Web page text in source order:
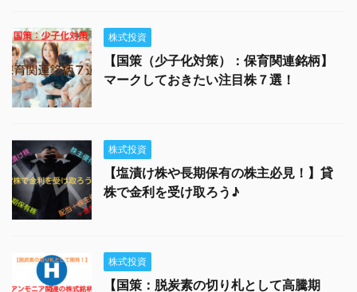
株式投資
【国策（少子化対策）：保育関連銘柄】
マークしておきたい注目株７選！
株式投資
【塩漬け株や長期保有の株主必見！】貸
株で金利を受け取ろう♪
株式投資
【国策：脱炭素の切り札として高騰期